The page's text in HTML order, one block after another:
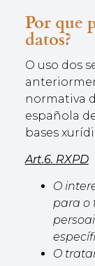
Por que
datos?
O uso dos
normativa
española
bases
Art.6. RXPD
O
para o
O